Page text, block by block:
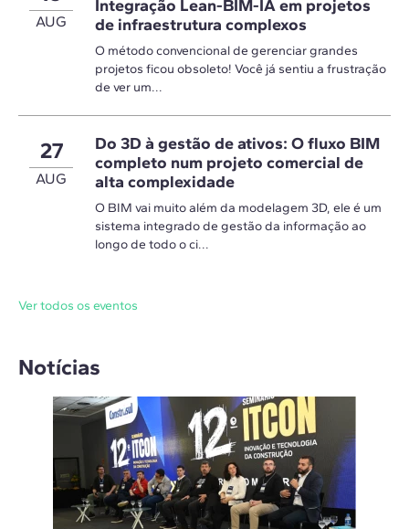
AUG
Integração Lean-BIM-IA em projetos
de infraestrutura complexos
O método convencional de gerenciar grandes
projetos ficou obsoleto! Você já sentiu a frustração
de ver um...
27
AUG
Do 3D à gestão de ativos: O fluxo BIM
completo num projeto comercial de
alta complexidade
O BIM vai muito além da modelagem 3D, ele é um
sistema integrado de gestão da informação ao
longo de todo o ci...
Ver todos os eventos
Notícias